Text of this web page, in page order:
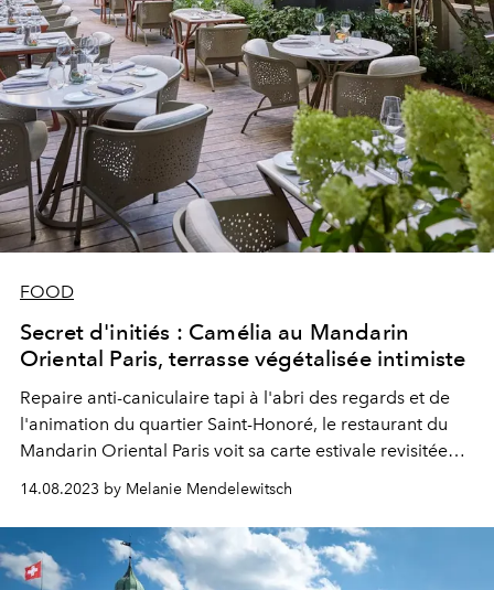
FOOD
Secret d'initiés : Camélia au Mandarin
Oriental Paris, terrasse végétalisée intimiste
Repaire anti-caniculaire tapi à l'abri des regards et de
l'animation du quartier Saint-Honoré, le restaurant du
Mandarin Oriental Paris voit sa carte estivale revisitée
14.08.2023 by Melanie Mendelewitsch